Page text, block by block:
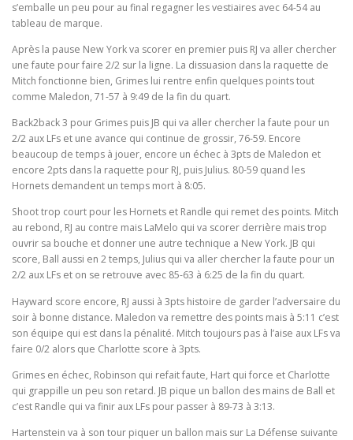
s’emballe un peu pour au final regagner les vestiaires avec 64-54 au
tableau de marque.
Après la pause New York va scorer en premier puis RJ va aller chercher
une faute pour faire 2/2 sur la ligne. La dissuasion dans la raquette de
Mitch fonctionne bien, Grimes lui rentre enfin quelques points tout
comme Maledon, 71-57 à 9:49 de la fin du quart.
Back2back 3 pour Grimes puis JB qui va aller chercher la faute pour un
2/2 aux LFs et une avance qui continue de grossir, 76-59. Encore
beaucoup de temps à jouer, encore un échec à 3pts de Maledon et
encore 2pts dans la raquette pour RJ, puis Julius. 80-59 quand les
Hornets demandent un temps mort à 8:05.
Shoot trop court pour les Hornets et Randle qui remet des points. Mitch
au rebond, RJ au contre mais LaMelo qui va scorer derrière mais trop
ouvrir sa bouche et donner une autre technique a New York. JB qui
score, Ball aussi en 2 temps, Julius qui va aller chercher la faute pour un
2/2 aux LFs et on se retrouve avec 85-63 à 6:25 de la fin du quart.
Hayward score encore, RJ aussi à 3pts histoire de garder l’adversaire du
soir à bonne distance. Maledon va remettre des points mais à 5:11 c’est
son équipe qui est dans la pénalité. Mitch toujours pas à l’aise aux LFs va
faire 0/2 alors que Charlotte score à 3pts.
Grimes en échec, Robinson qui refait faute, Hart qui force et Charlotte
qui grappille un peu son retard. JB pique un ballon des mains de Ball et
c’est Randle qui va finir aux LFs pour passer à 89-73 à 3:13.
Hartenstein va à son tour piquer un ballon mais sur La Défense suivante